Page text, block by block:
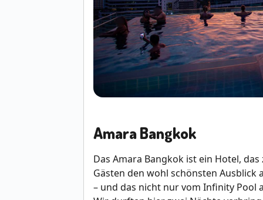
Amara Bangkok
Das Amara Bangkok ist ein Hotel,
Gästen den wohl schönsten Ausblick
– und das nicht nur vom Infinity Pool